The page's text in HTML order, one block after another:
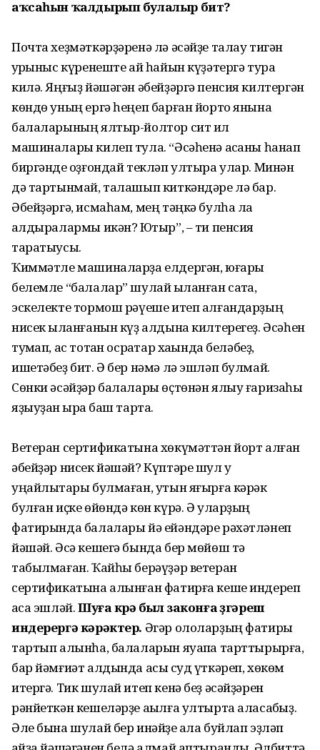
аҡсаһын ҡалдырып булалыр бит?
Почта хеҙмәткәрҙәренә лә әсәйҙе талау тигән
ҡурҡыныс күренеште ай һайын күҙәтергә тура
килә. Яңғыҙ йәшәгән әбейҙәргә пенсия килтергән
көндө уның ергә һеңеп барған йорто янына
балаларының ялтыр-йолтор сит ил
машиналары килеп тула. “Әсәһенә аҡсаны һанап
биргәнде ҡоҙғондай текләп ултыра улар. Минән
дә тартынмай, талашып киткәндәре лә бар.
Әбейҙәргә, исмаһам, мең тәңкә булһа ла
ҡалдыралармы икән? Юҡтыр”, – ти пенсия
таратыусы.
Ҡиммәтле машиналарҙа елдергән, юғары
белемле “балалар” шулай ҡыланған саҡта,
эскелекте тормош рәүеше итеп алғандарҙың
нисек ҡыланғанын күҙ алдына килтерегеҙ. Әсәһен
туҡмап, ас тотҡан осраҡтар хаҡында беләбеҙ,
ишетәбеҙ бит. Ә бер нәмә лә эшләп булмай.
Сөнки әсәйҙәр балалары өҫтөнән ялыу ғаризаһы
яҙыуҙан ҡырҡа баш тарта.
Ветеран сертификатына хөкүмәттән йорт алған
әбейҙәр нисек йәшәй? Күптәре шул уҡ
уңайлыҡтары булмаған, утын яғырға кәрәк
булған иҫке өйөндә көн күрә. Ә уларҙың
фатирында балалары йә ейәндәре рәхәтләнеп
йәшәй. Әсә кешегә бында бер мөйөш тә
табылмаған. Ҡайһы берәүҙәр ветеран
сертификатына алынған фатирға кеше индереп
аҡса эшләй.Шуға күрә был законға үҙгәреш
индерергә кәрәктер. Әгәр ололарҙың фатиры
тартып алынһа, балаларын яуапҡа тарттырырға,
бар йәмғиәт алдында асыҡ суд үткәреп, хөкөм
итергә. Тик шулай итеп кенә беҙ әсәйҙәрен
рәнйеткән кешеләрҙе аҡылға ултырта аласаҡбыҙ.
Әле бына шулай бер инәйҙе ҡала буйлап эҙләп